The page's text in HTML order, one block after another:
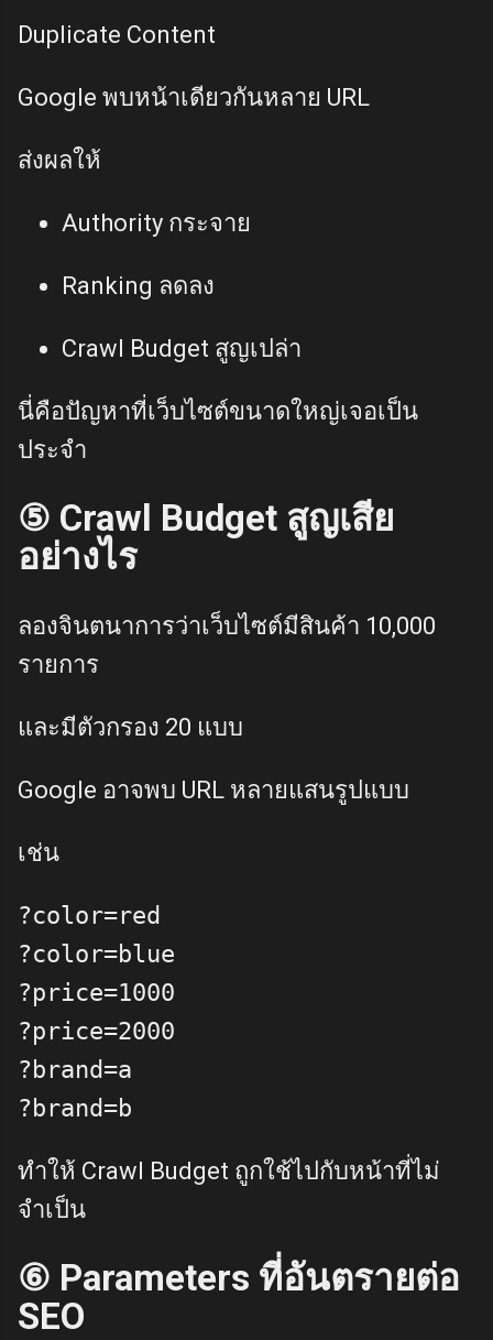
Duplicate Content
Google พบหน้าเดียวกันหลาย URL
ส่งผลให้
Authority กระจาย
Ranking ลดลง
Crawl Budget สูญเปล่า
นี่คือปัญหาที่เว็บไซต์ขนาดใหญ่เจอเป็น
ประจำ
⑤ Crawl Budget สูญเสีย
อย่างไร
ลองจินตนาการว่าเว็บไซต์มีสินค้า 10,000
รายการ
และมีตัวกรอง 20 แบบ
Google อาจพบ URL หลายแสนรูปแบบ
เช่น
?color=red
?color=blue
?price=1000
?price=2000
?brand=a
ทำให้ Crawl Budget ถูกใช้ไปกับหน้าที่ไม่
จำเป็น
⑥ Parameters ที่อันตรายต่อ
SEO